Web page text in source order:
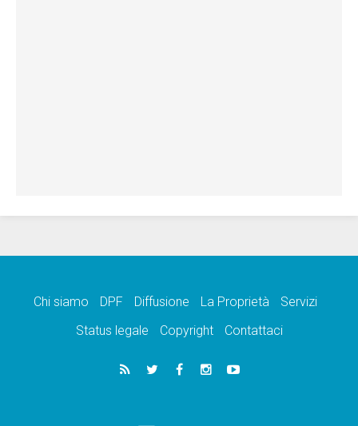
Chi siamo DPF Diffusione La Proprietà
Servizi
Status legale
Copyright Contattaci